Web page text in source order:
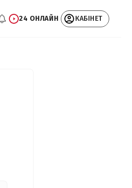
24 ОНЛАЙН КАБІНЕТ